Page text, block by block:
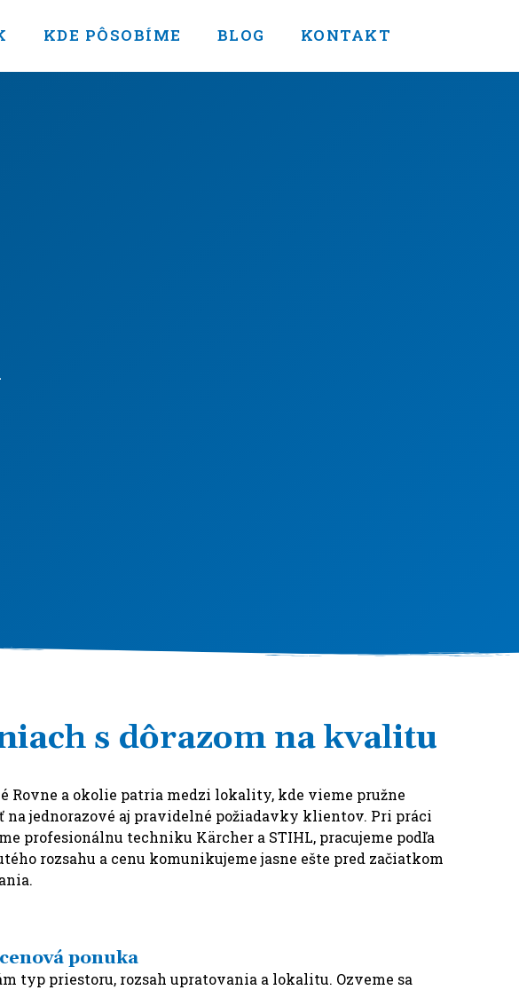
KDE PÔSOBÍME BLOG KONTAKT
s dôrazom na kvalitu
Rovne a okolie patria medzi lokality, kde vieme pružne
na jednorazové aj pravidelné požiadavky klientov. Pri práci
profesionálnu techniku Kärcher a STIHL, pracujeme podľa
rozsahu a cenu komunikujeme jasne ešte pred začiatkom
ponuka
typ priestoru, rozsah upratovania a lokalitu. Ozveme sa